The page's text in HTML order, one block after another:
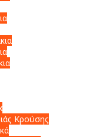
Κρούσης